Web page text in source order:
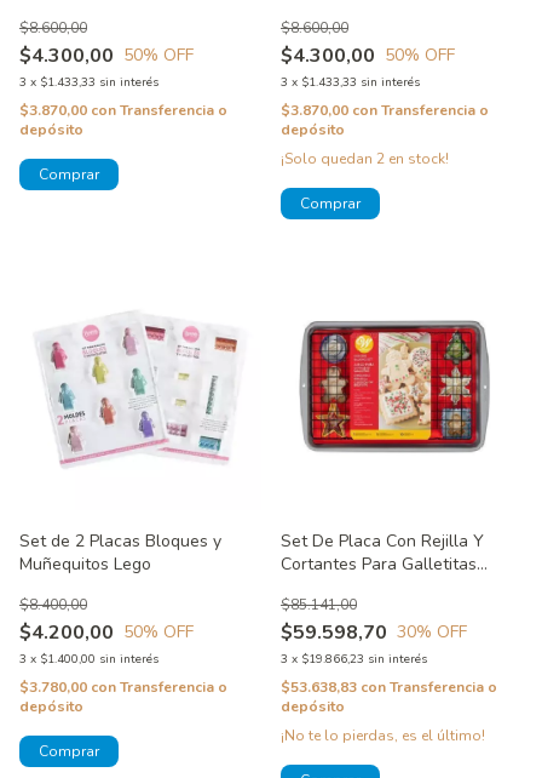
$4.300,00
$8.600,00
50% OFF
3 x $1.433,33 sin interés
$3.870,00 conTransferencia o
depósito
$4.300,00
$8.600,00
50% OFF
3 x $1.433,33 sin interés
$3.870,00 conTransferencia o
depósito
¡Solo quedan 2 en stock!
Set de 2 Placas Bloques y
Muñequitos Lego
$4.200,00
$8.400,00
50% OFF
3 x $1.400,00 sin interés
$3.780,00 conTransferencia o
depósito
Set De Placa Con Rejilla Y
Cortantes Para Galletitas
$59.598,70
$85.141,00
30% OFF
3 x $19.866,23 sin interés
$53.638,83 conTransferencia o
depósito
¡No te lo pierdas, es el último!